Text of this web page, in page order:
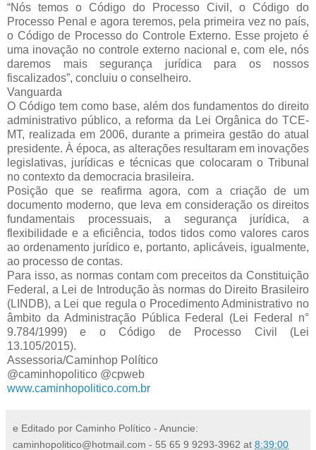
“Nós temos o Código do Processo Civil, o Código do
Processo Penal e agora teremos, pela primeira vez no país,
o Código de Processo do Controle Externo. Esse projeto é
uma inovação no controle externo nacional e, com ele, nós
daremos mais segurança jurídica para os nossos
fiscalizados”, concluiu o conselheiro.
Vanguarda
O Código tem como base, além dos fundamentos do direito
administrativo público, a reforma da Lei Orgânica do TCE-
MT, realizada em 2006, durante a primeira gestão do atual
presidente. À época, as alterações resultaram em inovações
legislativas, jurídicas e técnicas que colocaram o Tribunal
no contexto da democracia brasileira.
Posição que se reafirma agora, com a criação de um
documento moderno, que leva em consideração os direitos
fundamentais processuais, a segurança jurídica, a
flexibilidade e a eficiência, todos tidos como valores caros
ao ordenamento jurídico e, portanto, aplicáveis, igualmente,
ao processo de contas.
Para isso, as normas contam com preceitos da Constituição
Federal, a Lei de Introdução às normas do Direito Brasileiro
(LINDB), a Lei que regula o Procedimento Administrativo no
âmbito da Administração Pública Federal (Lei Federal n°
9.784/1999) e o Código de Processo Civil (Lei
13.105/2015).
Assessoria/Caminhop Político
@caminhopolitico @cpweb
www.caminhopolitico.com.br
e Editado por Caminho Político - Anuncie:
caminhopolitico@hotmail.com - 55 65 9 9293-3962 at 8:39:00